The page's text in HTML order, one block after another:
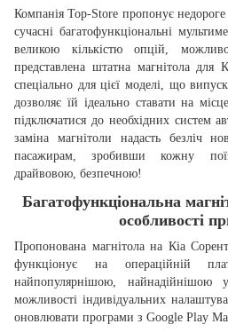
Компанія Top-Store пропонує недороге
сучасні багатофункціональні
великою кількістю опцій,
представлена штатна магнітола для
спеціально для цієї моделі, що
дозволяє їй ідеально ставати на
підключатися до необхідних систем
заміна магнітоли надасть безліч
пасажирам, зробивши кожну
драйвовою, безпечною!
Багатофункціональна
особливості
Пропонована магнітола на Кіа
функціонує на операційній
найпопулярнішою,
можливості індивідуальних
оновлювати програми з Google Play